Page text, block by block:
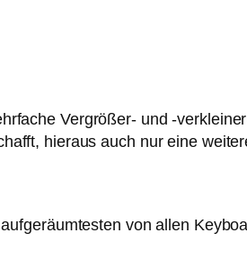
Vergrößer- und -
hieraus auch nur eine
von allen